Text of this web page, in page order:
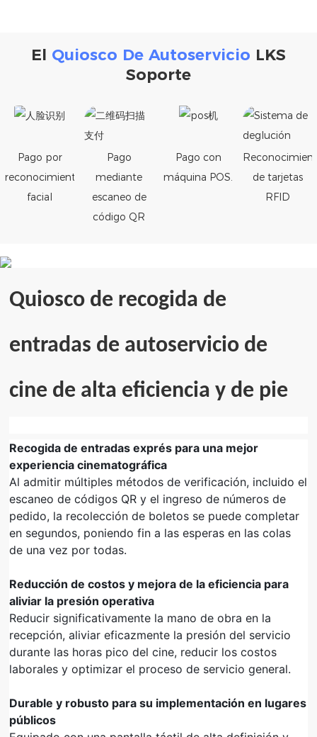
El Quiosco De Autoservicio LKS
Soporte
Pago por
reconocimiento
facial
Pago
mediante
escaneo de
código QR
Pago con
máquina POS.
de tarjetas
RFID
Quiosco de recogida de
entradas de autoservicio de
cine de alta eficiencia y de pie
Recogida de entradasexprés para una mejor
experiencia cinematográfica
Al admitir múltiples métodos de verificación, incluido el
escaneo de códigos QR y el ingreso de números de
pedido, la recolección de boletos se puede completar
en segundos, poniendo fin a las esperas en las colas
de una vez por todas.
Reducción de costos y mejora de la eficiencia para
aliviar la presión operativa
Reducir significativamente la mano de obra en la
recepción, aliviar eficazmente la presión del servicio
durante las horas pico del cine, reducir los costos
laborales y optimizar el proceso de servicio general.
Durable y robusto para su implementación en lugares
públicos